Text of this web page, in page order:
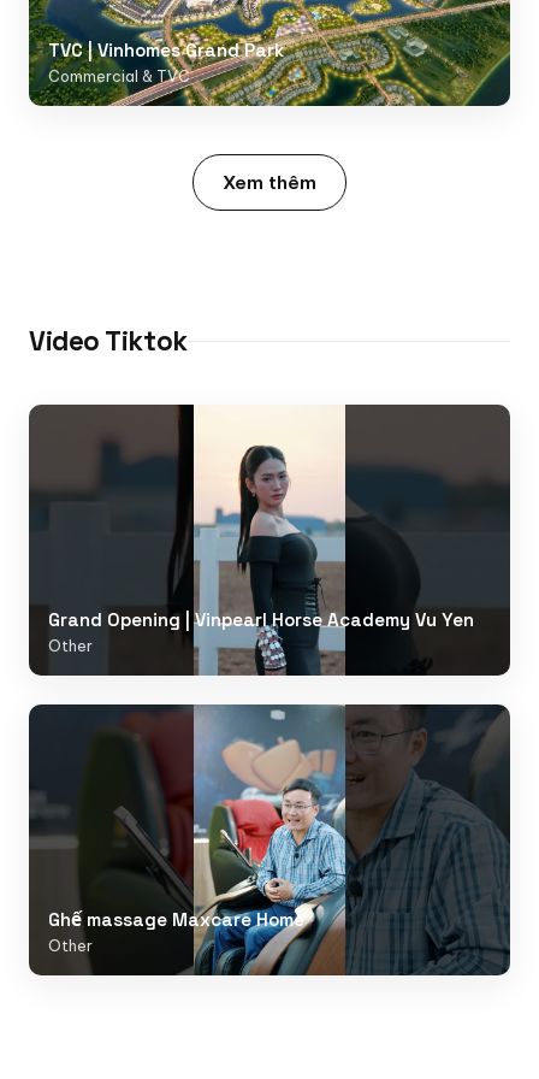
TVC | Vinhomes Grand Park
Commercial & TVC
Xem thêm
Video Tiktok
Grand Opening | Vinpearl Horse Academy Vu Yen
Other
Ghế massage Maxcare Home
Other